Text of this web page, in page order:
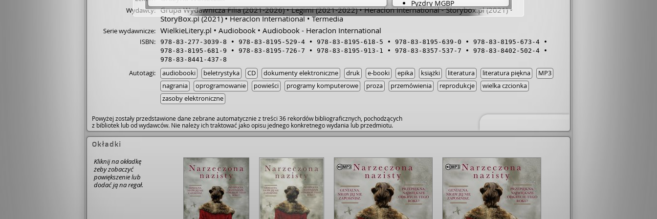
Wydawcy: Grupa Wydawnicza Filia(2021-2026) Legimi(2021-2022) Heraclon International - Storybox.pl(2021)
StoryBox.pl(2021) Heraclon International Termedia
Serie wydawnicze: WielkieLitery.pl Audiobook Audiobook - Heraclon International
ISBN: 978-83-277-3039-8 978-83-8195-529-4 978-83-8195-618-5 978-83-8195-639-0
978-83-8195-673-4
978-83-8195-681-9
978-83-8195-726-7 978-83-8195-913-1 978-83-8357-537-7
978-83-8402-502-4
978-83-8441-437-8
Autotagi: audiobooki beletrystyka CD dokumenty elektroniczne druk e-booki epika książki literatura literatura piękna
MP3
nagrania
oprogramowanie powieści programy komputerowe proza przemówienia reprodukcje
wielka czcionka
zasoby elektroniczne
Powyżej zostały przedstawione dane zebrane automatycznie z treści 36 rekordów bibliograficznych, pochodzących
z bibliotek lub od wydawców. Nie należy ich traktować jako opisu jednego konkretnego wydania lub przedmiotu.
Okładki
Kliknij na okładkę
żeby zobaczyć
powiększenie lub
dodać ją na regał.
Pyzdry MGBP
Pakosław GBP
Rzeszów WiMBP
Stęszew BP
Świecie MBP
Warszawa Praga Południe
Zagórów BPMiG
Żyraków GBP